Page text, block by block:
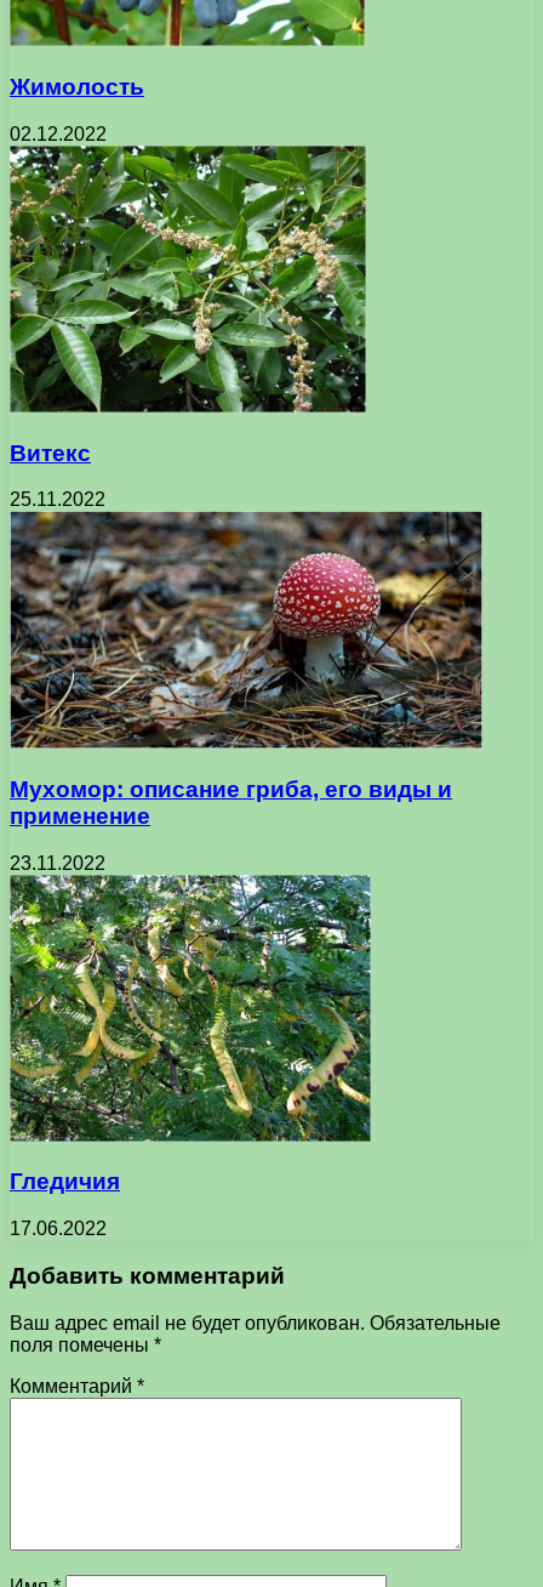
Жимолость
02.12.2022
Витекс
25.11.2022
Мухомор: описание гриба, его виды и
применение
23.11.2022
Гледичия
17.06.2022
Добавить комментарий
Ваш адрес email не будет опубликован. Обязательные
поля помечены *
Комментарий *